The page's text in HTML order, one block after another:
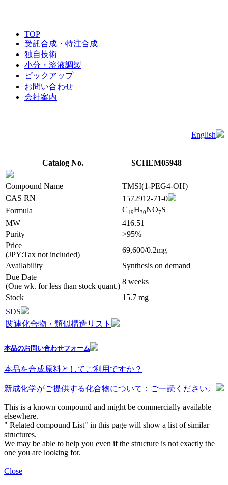
TOP
受託合成・特注合成
独自技術
小分・溶液調製
ピックアップ
お問い合わせ
会社案内
English
Catalog No. SCHEM05948
Compound Name
TMSI(1-PEG4-OH)
CAS RN
1572912-71-0
Formula
C19H30NO7S
MW
416.51
Purity
>95%
Price
(JPY:Tax not included)
69,600/0.2mg
Availability
Synthesis on demand
Due Date
(One wk. for less than stock quant.)
8 weeks
Stock
15.7 mg
SDS
関連化合物・類似構造リスト
本品のお問い合わせフォーム
本品を合成原料としてご利用ですか？
新成化学がご提供する化合物について：ご一読ください。
This is a known compound and might be commercially available
elsewhere.
" Related compound List" in this page will show a list of similar
structures.
We may be able to help you even if the structure is not exactly the
one you are looking for.
Close